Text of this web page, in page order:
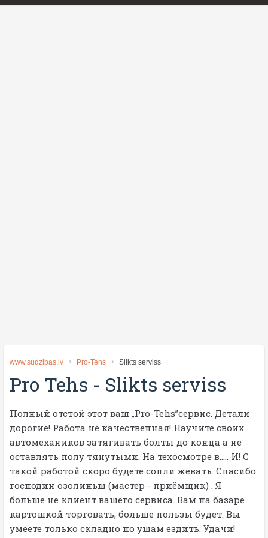
www.sudzibas.lv Pro-Tehs Slikts serviss
Pro Tehs - Slikts serviss
Полный отстой этот ваш „Pro-Tehs”сервис. Детали
дорогие! Работа не качественная! Научите своих
автомехаников затягивать болты до конца а не
оставлять полу тянутыми. На техосмотре в….. И! С
такой работой скоро будете сопли жевать. Спасибо
господин озолиньш (мастер - приёмщик) . Я
больше не клиент вашего сервиса. Вам на базаре
картошкой торговать, больше пользы будет. Вы
умеете только складно по ушам ездить. Удачи!